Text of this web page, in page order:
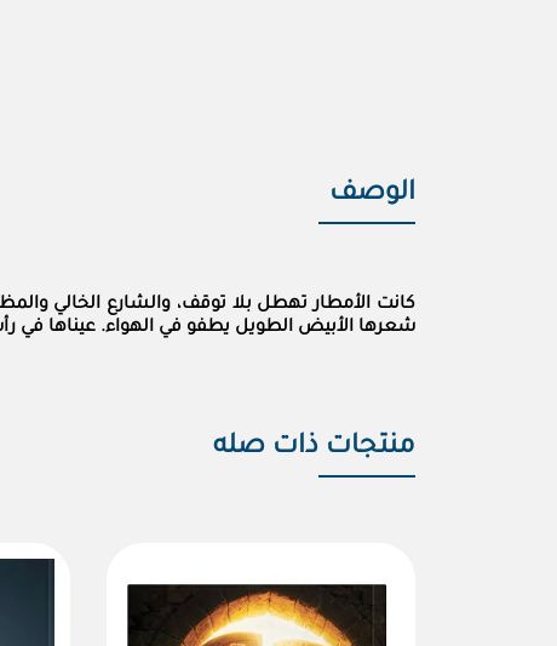
الوصف
كانت الأمطار تهطل بلا توقف، والشارع الخالي
شعرها الأبيض الطويل يطفو في الهواء. عيناها في
منتجات ذات صله